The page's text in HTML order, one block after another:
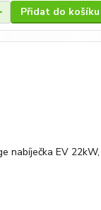
Přidat do košíku